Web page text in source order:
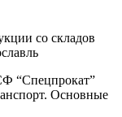
со складов
“Спецпрокат”
Основные